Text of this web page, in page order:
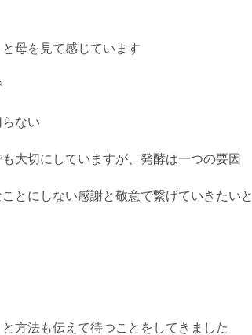
母を見て感じています
ない
大切にしていますが、発酵は一つの要因
とにしない感謝と敬意で繋げていきたいと
方法も伝えて待つことをしてきました